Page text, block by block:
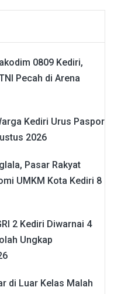
0809 Kediri,
Pecah di Arena
Kediri Urus Paspor
2026
Pasar Rakyat
UMKM Kota Kediri 8
2 Kediri Diwarnai 4
Ungkap
di Luar Kelas Malah